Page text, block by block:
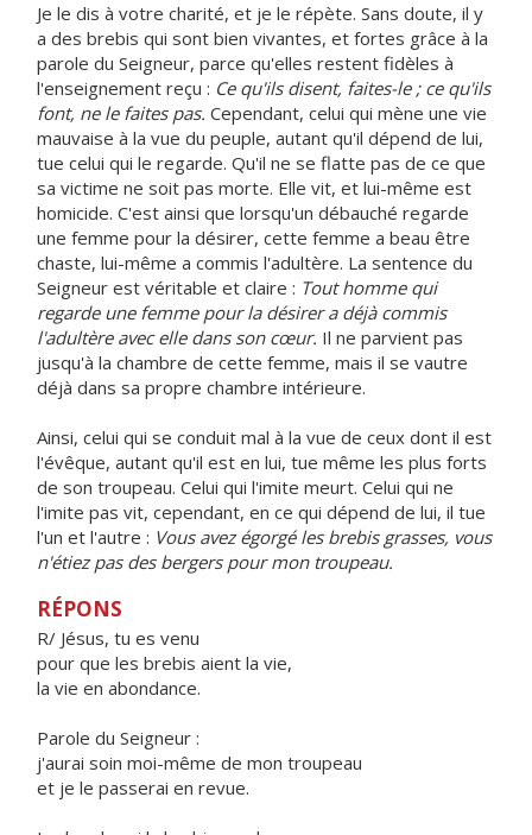
Je le dis à votre charité, et je le répète. Sans doute, il y
a des brebis qui sont bien vivantes, et fortes grâce à la
parole du Seigneur, parce qu'elles restent fidèles à
l'enseignement reçu : Ce qu'ils disent, faites-le ; ce qu'ils
font, ne le faites pas. Cependant, celui qui mène une vie
mauvaise à la vue du peuple, autant qu'il dépend de lui,
tue celui qui le regarde. Qu'il ne se flatte pas de ce que
sa victime ne soit pas morte. Elle vit, et lui-même est
homicide. C'est ainsi que lorsqu'un débauché regarde
une femme pour la désirer, cette femme a beau être
chaste, lui-même a commis l'adultère. La sentence du
Seigneur est véritable et claire : Tout homme qui
regarde une femme pour la désirer a déjà commis
l'adultère avec elle dans son cœur. Il ne parvient pas
jusqu'à la chambre de cette femme, mais il se vautre
déjà dans sa propre chambre intérieure.
Ainsi, celui qui se conduit mal à la vue de ceux dont il est
l'évêque, autant qu'il est en lui, tue même les plus forts
de son troupeau. Celui qui l'imite meurt. Celui qui ne
l'imite pas vit, cependant, en ce qui dépend de lui, il tue
l'un et l'autre : Vous avez égorgé les brebis grasses, vous
n'étiez pas des bergers pour mon troupeau.
RÉPONS
R/ Jésus, tu es venu
pour que les brebis aient la vie,
la vie en abondance.
Parole du Seigneur :
j'aurai soin moi-même de mon troupeau
et je le passerai en revue.